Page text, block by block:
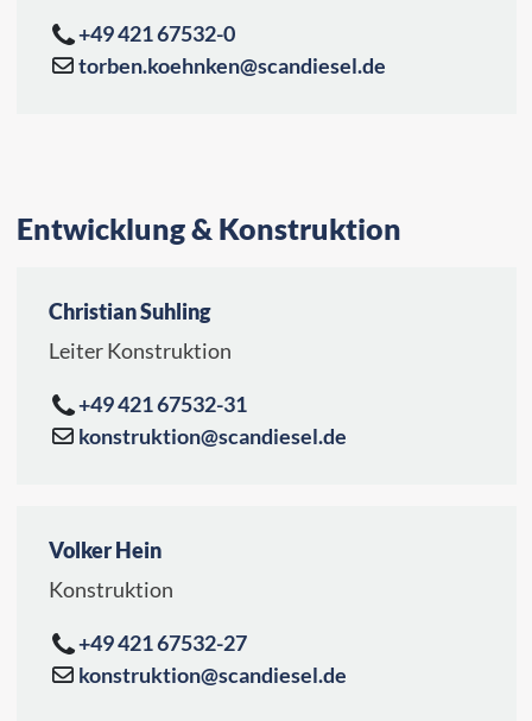
Entwicklung & Konstruktion
Christian Suhling
Leiter Konstruktion
+49 421 67532-31
konstruktion@scandiesel.de
Volker Hein
Konstruktion
+49 421 67532-27
konstruktion@scandiesel.de
+49 421 67532-0
torben.koehnken@scandiesel.de